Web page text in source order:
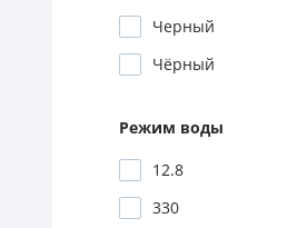
Черный
Чёрный
Режим воды
12.8
330